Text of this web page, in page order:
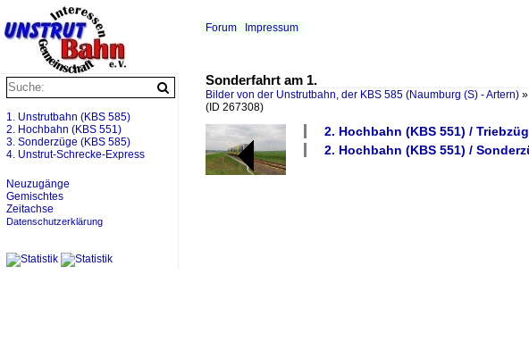
Forum Impressum
Sonderfahrt am 1.
Bilder von der Unstrutbahn, der KBS 585 (Naumburg (S) - Artern) »
(ID 267308)
2. Hochbahn (KBS 551) /
2. Hochbahn (KBS 551) /
1. Unstrutbahn (KBS 585)
2. Hochbahn (KBS 551)
3. Sonderzüge (KBS 585)
4. Unstrut-Schrecke-Express
Neuzugänge
Gemischtes
Zeitachse
Datenschutzerklärung